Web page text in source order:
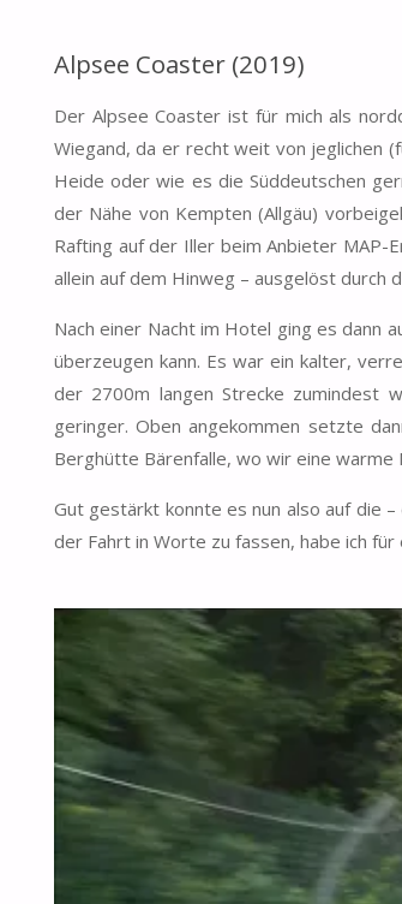
Alpsee Coaster (2019)
Der Alpsee Coaster ist für mich als
Wiegand, da er recht weit von jeglichen
Heide oder wie es die Süddeutschen
der Nähe von Kempten (Allgäu)
Rafting auf der Iller beim Anbieter MAP-
allein auf dem Hinweg – ausgelöst durch
Nach einer Nacht im Hotel ging es dann
überzeugen kann. Es war ein kalter,
der 2700m langen Strecke zumindest
geringer. Oben angekommen setzte
Berghütte Bärenfalle, wo wir eine warme
Gut gestärkt konnte es nun also auf die
der Fahrt in Worte zu fassen, habe ich für